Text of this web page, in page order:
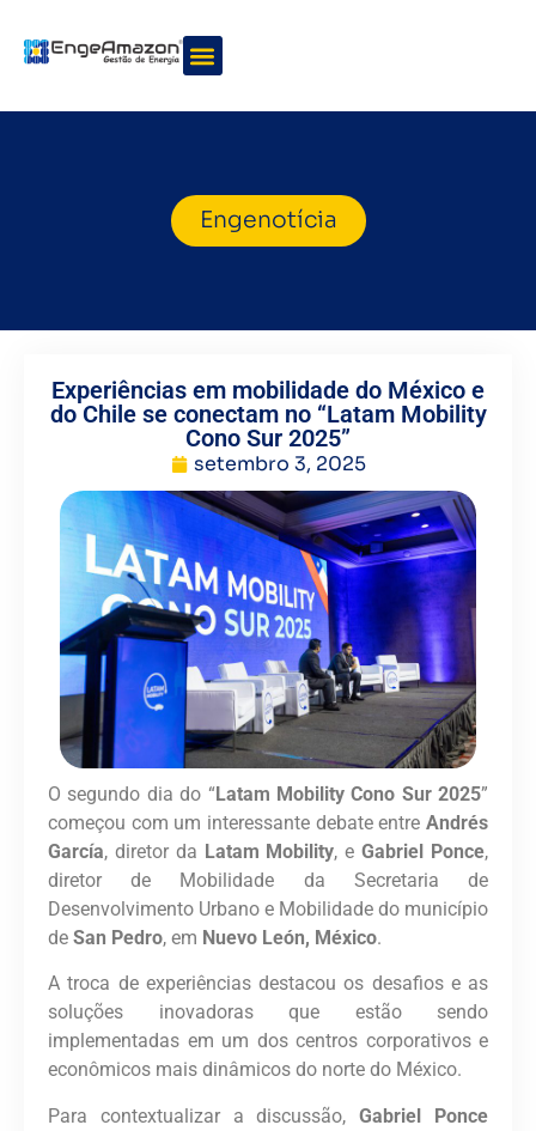
Engenotícia
Experiências em mobilidade do México e
do Chile se conectam no “Latam Mobility
Cono Sur 2025”
setembro 3, 2025
O segundo dia do “Latam Mobility Cono Sur 2025”
começou com um interessante debate entre Andrés
García, diretor da Latam Mobility, eGabriel Ponce,
diretor de Mobilidade da Secretaria de
Desenvolvimento Urbano e Mobilidade do município
de San Pedro, em Nuevo León, México.
A troca de experiências destacou os desafios e as
soluções inovadoras que estão sendo
implementadas em um dos centros corporativos e
econômicos mais dinâmicos do norte do México.
Para contextualizar a discussão,Gabriel Ponce